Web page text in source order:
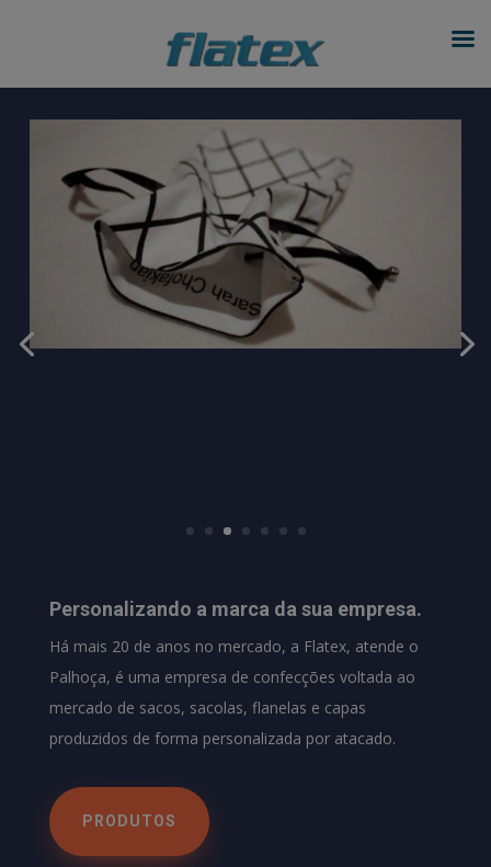
Personalizando a marca da sua empresa.
Há mais 20 de anos no mercado, a Flatex, atende o
Palhoça, é uma empresa de confecções voltada ao
mercado de sacos, sacolas, flanelas e capas
produzidos de forma personalizada por atacado.
PRODUTOS